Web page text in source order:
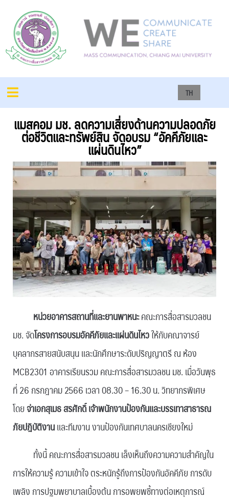
TH
แมสคอม มช. ลดความเสี่ยงด้านความปลอดภัย
ต่อชีวิตและทรัพย์สิน จัดอบรม “อัคคีภัยและ
แผ่นดินไหว”
หน่วยอาคารสถานที่และยานพาหนะคณะการสื่อสารมวลชน
มช. จัดโครงการอบรมอัคคีภัยและแผ่นดินไหวให้กับคณาจารย์
บุคลากรสายสนับสนุน และนักศึกษาระดับปริญญาตรี ณ ห้อง
MCB2301 อาคารเรียนรวม คณะการสื่อสารมวลชน มช. เมื่อวันพุธ
ที่ 26 กรกฎาคม 2566 เวลา 08.30 – 16.30 น. วิทยากรพิเศษ
โดยจ่าเอกสุเมธ สรศักดิ์ เจ้าพนักงานป้องกันและบรรเทาสาธารณ
ภัยปฎิบัติงานและทีมงาน งานป้องกันเทศบาลนครเชียงใหม่
ทั้งนี้ คณะการสื่อสารมวลชน เล็งเห็นถึงความความสำคัญใน
การให้ความรู้ ความเข้าใจ ตระหนักรู้ถึงการป้องกันอัคคีภัย การดับ
เพลิง การปฐมพยาบาลเบื้องต้น การอพยพชี้ทางต่อเหตุการณ์